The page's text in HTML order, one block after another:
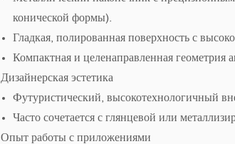
конической формы).
Гладкая, полированная поверхность с
Компактная и целенаправленная геометрия
Дизайнерская эстетика
Футуристический, высокотехнологичный
Часто сочетается с глянцевой или
Опыт работы с приложениями